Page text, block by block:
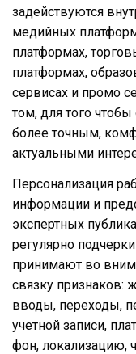
задействуются
медийных
платформах,
платформах,
сервисах и промо
том, для того
более точным,
актуальными
Персонализация
информации и
экспертных
регулярно
принимают во
связку признаков:
вводы, переходы,
учетной записи,
фон, локализацию,